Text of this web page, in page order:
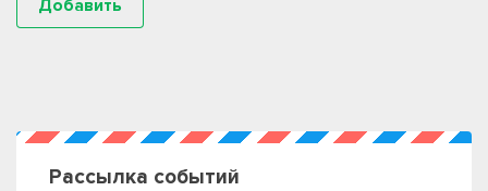
Рассылка событий